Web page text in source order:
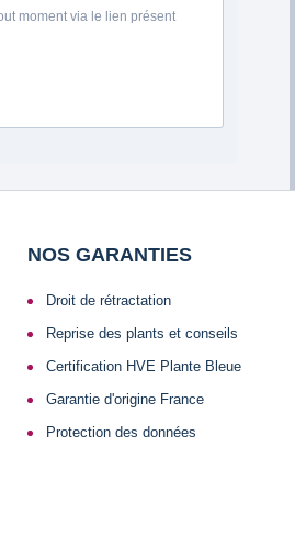
moment via le lien présent
NOS GARANTIES
Droit de rétractation
Reprise des plants et conseils
Certification HVE Plante Bleue
Garantie d'origine France
Protection des données